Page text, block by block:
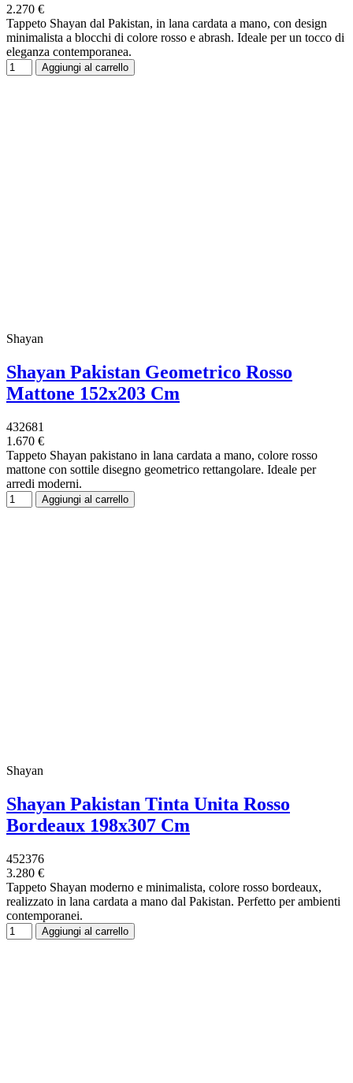
2.270 €
Tappeto Shayan dal Pakistan, in lana cardata a mano, con design
minimalista a blocchi di colore rosso e abrash. Ideale per un tocco di
eleganza contemporanea.
Aggiungi al carrello
Shayan
Shayan Pakistan Geometrico Rosso
Mattone 152x203 Cm
432681
1.670 €
Tappeto Shayan pakistano in lana cardata a mano, colore rosso
mattone con sottile disegno geometrico rettangolare. Ideale per
arredi moderni.
Aggiungi al carrello
Shayan
Shayan Pakistan Tinta Unita Rosso
Bordeaux 198x307 Cm
452376
3.280 €
Tappeto Shayan moderno e minimalista, colore rosso bordeaux,
realizzato in lana cardata a mano dal Pakistan. Perfetto per ambienti
contemporanei.
Aggiungi al carrello